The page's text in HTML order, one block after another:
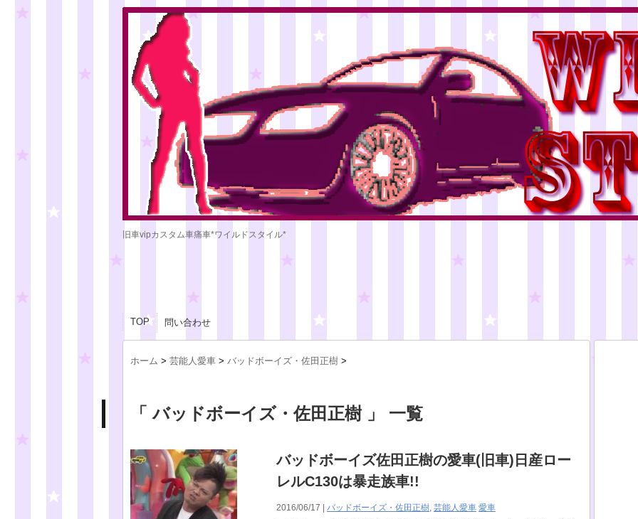
旧車vipカスタム車痛車*ワイルドスタイル*
TOP 問い合わせ
ホーム > 芸能人愛車 > バッドボーイズ・佐田正樹 >
「 バッドボーイズ・佐田正樹 」 一覧
バッドボーイズ佐田正樹の愛車(旧車)日産ロー
レルC130は暴走族車!!
2016/06/17 | バッドボーイズ・佐田正樹, 芸能人愛車 愛車